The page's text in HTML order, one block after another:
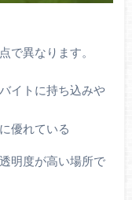
で異なります。
イトに持ち込みや
優れている
明度が高い場所で